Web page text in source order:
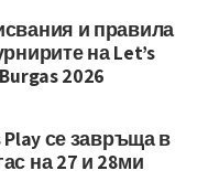
и правила
на Let’s
2026
Play се завръща в
на 27 и 28ми